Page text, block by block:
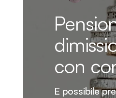
con
E possibile